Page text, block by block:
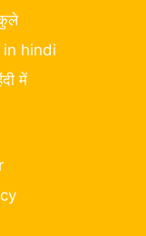
hindi
में